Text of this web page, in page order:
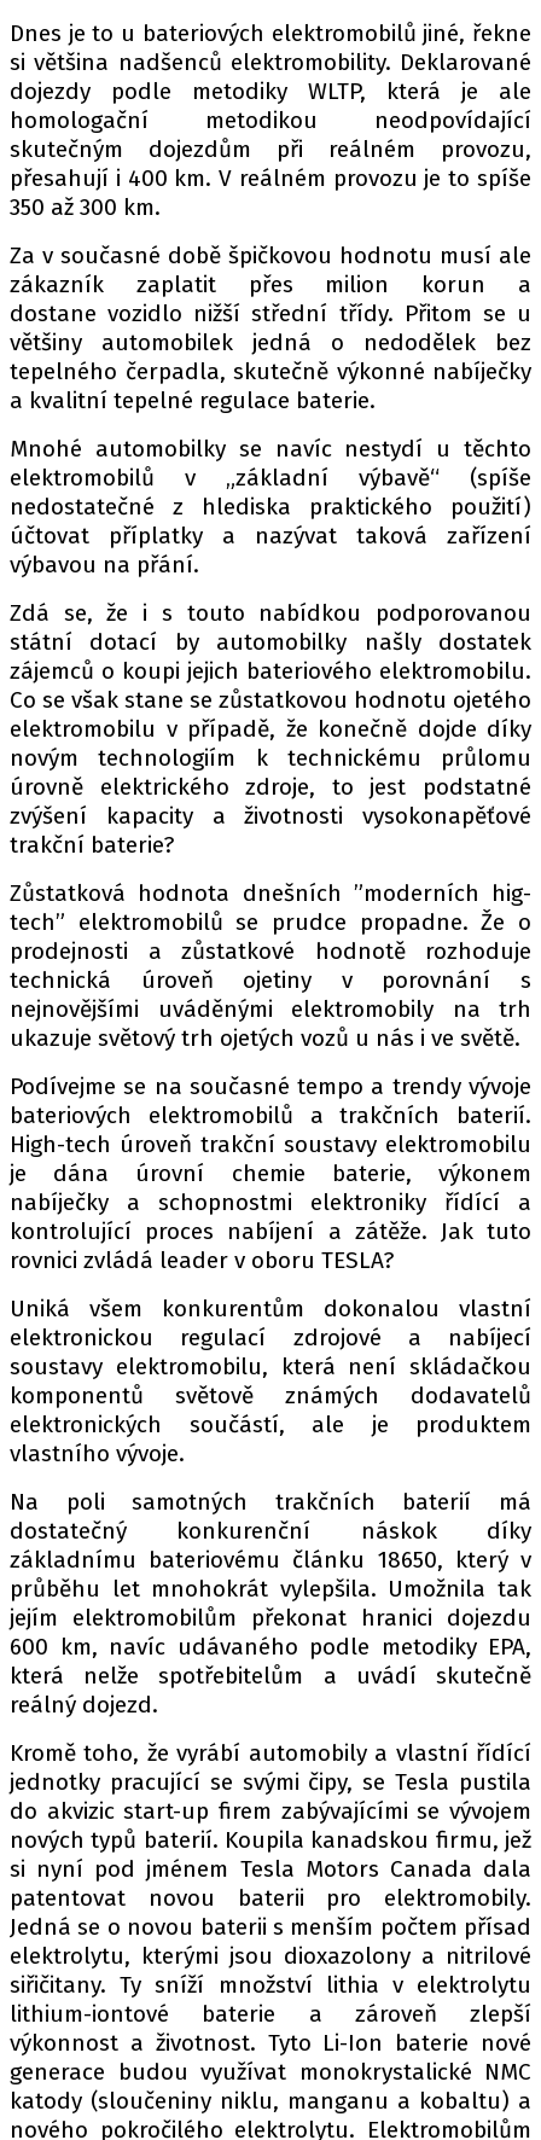
Provozovatelem serveru autoroad.cz je
INCORP MEDIA GROUP s.r.o., IČ: 118 23 054
Dnes je to u bateriových elektromobilů jiné, řekne
si většina nadšenců elektromobility. Deklarované
dojezdy podle metodiky WLTP, která je ale
homologační metodikou neodpovídající
skutečným dojezdům při reálném provozu,
přesahují i 400 km. V reálném provozu je to spíše
350 až 300 km.
Za v současné době špičkovou hodnotu musí ale
zákazník zaplatit přes milion korun a
dostane vozidlo nižší střední třídy. Přitom se u
většiny automobilek jedná o nedodělek bez
tepelného čerpadla, skutečně výkonné nabíječky
a kvalitní tepelné regulace baterie.
Mnohé automobilky se navíc nestydí u těchto
elektromobilů v „základní výbavě“ (spíše
nedostatečné z hlediska praktického použití)
účtovat příplatky a nazývat taková zařízení
výbavou na přání.
Zdá se, že i s touto nabídkou podporovanou
státní dotací by automobilky našly dostatek
zájemců o koupi jejich bateriového elektromobilu.
Co se však stane se zůstatkovou hodnotu ojetého
elektromobilu v případě, že konečně dojde díky
novým technologiím k technickému průlomu
úrovně elektrického zdroje, to jest podstatné
zvýšení kapacity a životnosti vysokonapěťové
trakční baterie?
Zůstatková hodnota dnešních ”moderních hig-
tech” elektromobilů se prudce propadne. Že o
prodejnosti a zůstatkové hodnotě rozhoduje
technická úroveň ojetiny v porovnání s
nejnovějšími uváděnými elektromobily na trh
ukazuje světový trh ojetých vozů u nás i ve světě.
Podívejme se na současné tempo a trendy vývoje
bateriových elektromobilů a trakčních baterií.
High-tech úroveň trakční soustavy elektromobilu
je dána úrovní chemie baterie, výkonem
nabíječky a schopnostmi elektroniky řídící a
kontrolující proces nabíjení a zátěže. Jak tuto
rovnici zvládá leader v oboru TESLA?
Uniká všem konkurentům dokonalou vlastní
elektronickou regulací zdrojové a nabíjecí
soustavy elektromobilu, která není skládačkou
komponentů světově známých dodavatelů
elektronických součástí, ale je produktem
vlastního vývoje.
Na poli samotných trakčních baterií má
dostatečný konkurenční náskok díky
základnímu bateriovému článku 18650, který v
průběhu let mnohokrát vylepšila. Umožnila tak
jejím elektromobilům překonat hranici dojezdu
600 km, navíc udávaného podle metodiky EPA,
která nelže spotřebitelům a uvádí skutečně
reálný dojezd.
Kromě toho, že vyrábí automobily a vlastní řídící
jednotky pracující se svými čipy, se Tesla pustila
do akvizic start-up firem zabývajícími se vývojem
nových typů baterií. Koupila kanadskou firmu, jež
si nyní pod jménem Tesla Motors Canada dala
patentovat novou baterii pro elektromobily.
Jedná se o novou baterii s menším počtem přísad
elektrolytu, kterými jsou dioxazolony a nitrilové
siřičitany. Ty sníží množství lithia v elektrolytu
lithium-iontové baterie a zároveň zlepší
výkonnost a životnost. Tyto Li-Ion baterie nové
generace budou využívat monokrystalické NMC
katody (sloučeniny niklu, manganu a kobaltu) a
nového pokročilého elektrolytu. Elektromobilům